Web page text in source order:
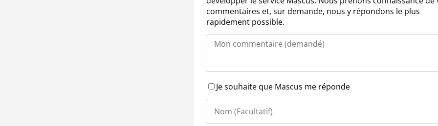
commentaires et, sur demande, nous y répondons le plus
rapidement possible.
Je souhaite que Mascus me réponde